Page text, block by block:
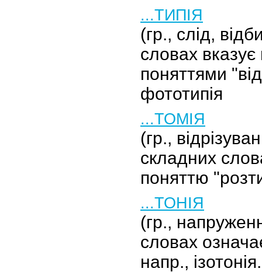
...ТИПІЯ
(гр., слід,
словах вказує
поняттями
фототипія
...ТОМІЯ
(гр.,
складних
поняттю
...ТОНІЯ
(гр.,
словах
напр., ізотонія.